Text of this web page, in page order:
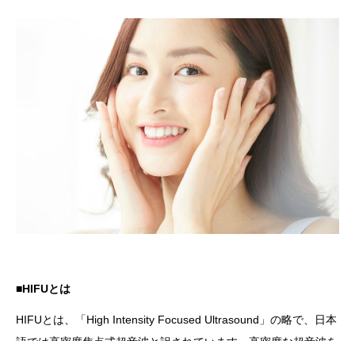
■HIFUとは
HIFUとは、「High Intensity Focused Ultrasound」の略で、日本